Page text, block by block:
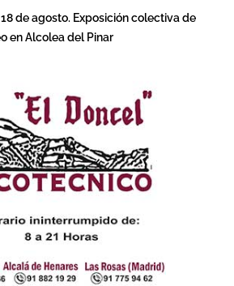
de agosto. Exposición colectiva de
en Alcolea del Pinar